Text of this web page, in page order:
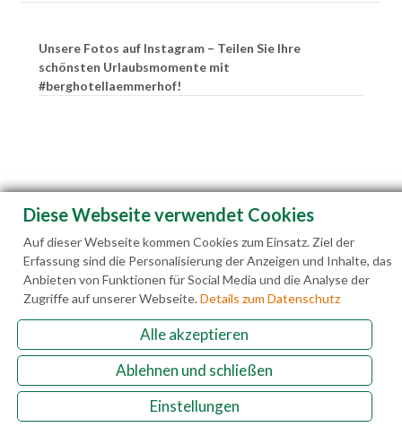
Unsere Fotos auf Instagram – Teilen Sie Ihre
schönsten Urlaubsmomente mit
#berghotellaemmerhof!
Familie Hedegger Lämmerhofweg 2 A-5522 St.
Martin a. Tgb.
+43(0)6463 7141
info@laemmerhof.at
www.laemmerhof.at
Datenschutz Impressum
Diese Webseite verwendet Cookies
Auf dieser Webseite kommen Cookies zum Einsatz. Ziel der
Erfassung sind die Personalisierung der Anzeigen und Inhalte, das
Anbieten von Funktionen für Social Media und die Analyse der
Zugriffe auf unserer Webseite.Details zum Datenschutz
Alle akzeptieren
Ablehnen und schließen
Einstellungen